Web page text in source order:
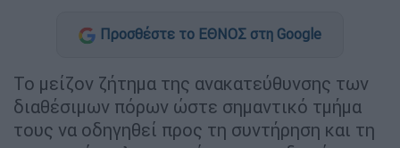
Προσθέστε το ΕΘΝΟΣ στη Google
Το μείζον ζήτημα της ανακατεύθυνσης των
διαθέσιμων πόρων ώστε σημαντικό τμήμα
τους να οδηγηθεί προς τη συντήρηση και τη